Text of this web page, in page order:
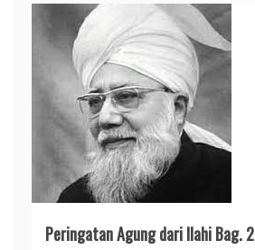
Peringatan Agung dari Ilahi Bag. 2